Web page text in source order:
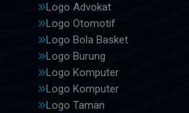
Logo Advokat
Logo Otomotif
Logo Bola Basket
Logo Burung
Logo Komputer
Logo Komputer
Logo Taman